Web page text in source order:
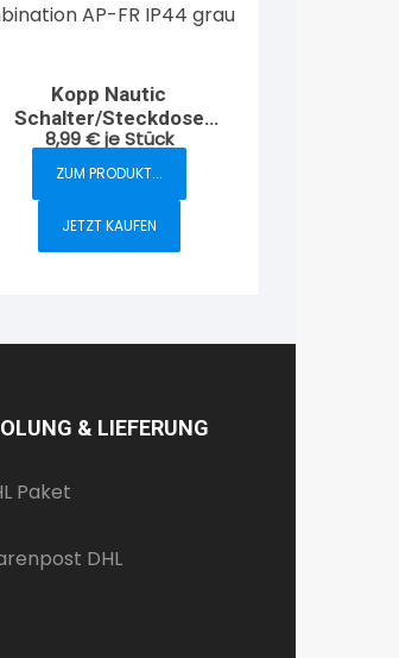
Kopp Nautic
Schalter/Steckdose
Kombination AP-FR IP44
grau
8,99€ je Stück
ZUM PRODUKT...
JETZT KAUFEN
& LIEFERUNG